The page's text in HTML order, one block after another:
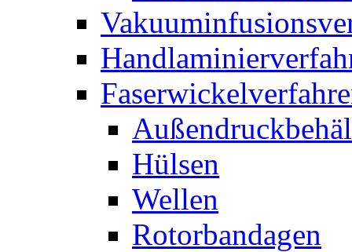
Hülsen
Wellen
Rotorbandagen